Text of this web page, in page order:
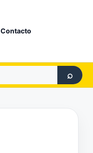
Contacto
⌕